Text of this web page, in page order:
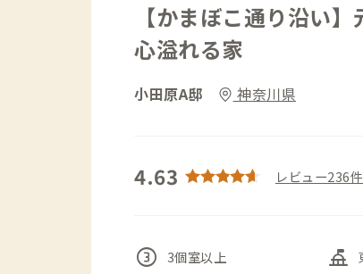
【かまぼこ通り沿い
心溢れる家
小田原A邸 神奈川県
4.63 レビュー236件
counter_3 3個室以上 things_to_do